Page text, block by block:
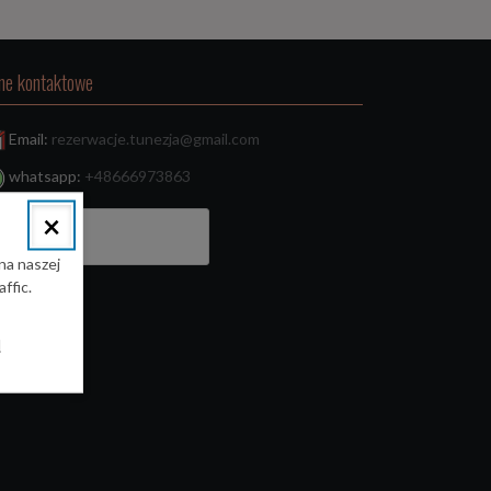
kontaktowe
Email: rezerwacje.tunezja@gmail.com
whatsapp: +48666973863
×
naszej